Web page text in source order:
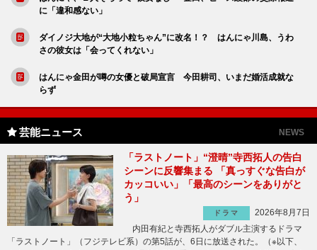
に「違和感ない」
ダイノジ大地が“大地小粒ちゃん”に改名！？ はんにゃ川島、うわ
さの彼女は「会ってくれない」
はんにゃ金田が噂の女優と破局宣言 今田耕司、いまだ婚活成就な
らず
芸能ニュース NEWS
「ラストノート」“澄晴”寺西拓人の告白
シーンに反響集まる 「真っすぐな告白が
カッコいい」「最高のシーンをありがと
う」
ドラマ
2026年8月7日
内田有紀と寺西拓人がダブル主演するドラマ
「ラストノート」（フジテレビ系）の第5話が、6日に放送された。（※以下、